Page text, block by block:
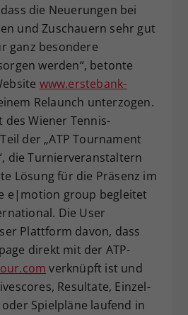
die Neuerungen bei
und Zuschauern sehr gut
ganz besondere
werden“, betonte
www.erstebank-
Relaunch unterzogen.
Wiener Tennis-
der „ATP Tournament
die Turnierveranstaltern
Lösung für die Präsenz im
e|motion group begleitet
Die User
Plattform davon, dass
direkt mit der ATP-
verknüpft ist und
Resultate, Einzel-
Spielpläne laufend in